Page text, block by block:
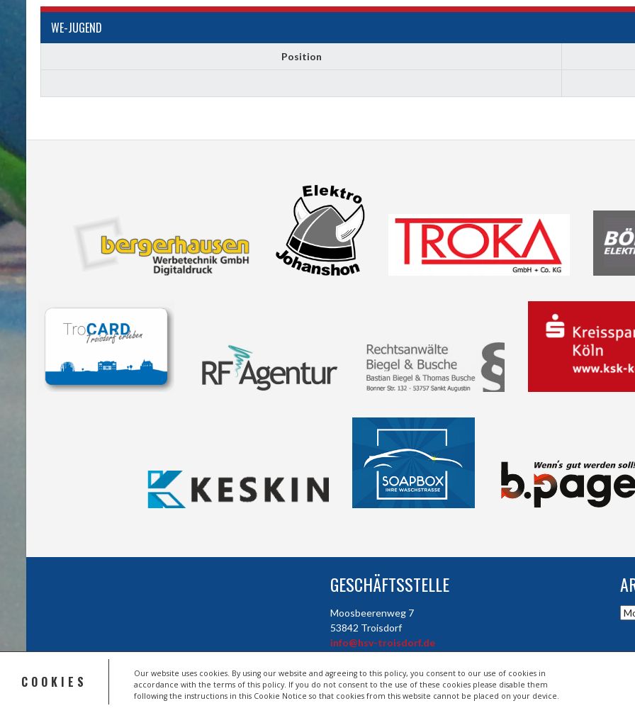
COOKIES
Our website uses cookies. By using our website and agreeing to this policy, you consent to our use of cookies in
accordance with the terms of this policy. If you do not consent to the use of these cookies please disable them
following the instructions in this Cookie Notice so that cookies from this website cannot be placed on your device.
WE-JUGEND
Position
GESCHÄFTSSTELLE
Moosbeerenweg 7
53842 Troisdorf
info@hsv-troisdorf.de
© 2026 HSV TROISDORF E.V.